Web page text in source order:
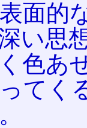
面的
い思
色あ
てく